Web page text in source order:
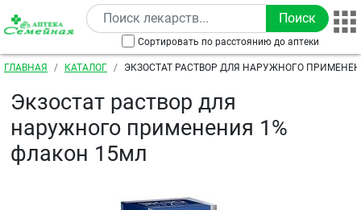
Перейти к основному содержанию
Сортировать по расстоянию до аптеки
Строка навигации
ГЛАВНАЯ КАТАЛОГ
ЭКЗОСТАТ РАСТВОР ДЛЯ НАРУЖНОГО
Экзостат раствор для
наружного применения 1%
флакон 15мл